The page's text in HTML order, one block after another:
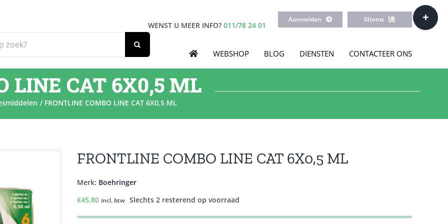
WENST U MEER INFO? 011/78 24 01
Aanmelden 0Items
WEBSHOP BLOG DIENSTEN CONTACTEER ONS
LINE CAT 6X0,5 ML
FRONTLINE COMBO LINE CAT 6X0,5 ML
FRONTLINE COMBO LINE CAT 6X0,5 ML
Merk: Boehringer
€45,80 incl. btw Slechts 2 resterend op voorraad
Toggle
Sliding